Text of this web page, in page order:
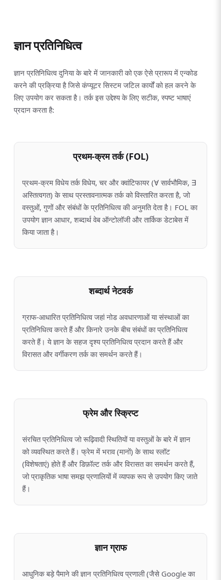
ज्ञान प्रतिनिधित्व
ज्ञान प्रतिनिधित्व दुनिया के बारे में जानकारी को एक ऐसे प्रारूप में एन्कोड
करने की प्रक्रिया है जिसे कंप्यूटर सिस्टम जटिल कार्यों को हल करने के
लिए उपयोग कर सकता है। तर्क इस उद्देश्य के लिए सटीक, स्पष्ट भाषाएं
प्रदान करता है:
प्रथम-क्रम तर्क (FOL)
प्रथम-क्रम विधेय तर्क विधेय, चर और क्वांटिफायर (∀ सार्वभौमिक, ∃
अस्तित्वगत) के साथ प्रस्तावनात्मक तर्क को विस्तारित करता है, जो
वस्तुओं, गुणों और संबंधों के प्रतिनिधित्व की अनुमति देता है। FOL का
उपयोग ज्ञान आधार, शब्दार्थ वेब ऑन्टोलॉजी और तार्किक डेटाबेस में
किया जाता है।
शब्दार्थ नेटवर्क
ग्राफ-आधारित प्रतिनिधित्व जहां नोड अवधारणाओं या संस्थाओं का
प्रतिनिधित्व करते हैं और किनारे उनके बीच संबंधों का प्रतिनिधित्व
करते हैं। ये ज्ञान के सहज दृश्य प्रतिनिधित्व प्रदान करते हैं और
विरासत और वर्गीकरण तर्क का समर्थन करते हैं।
फ्रेम और स्क्रिप्ट
संरचित प्रतिनिधित्व जो रूढ़िवादी स्थितियों या वस्तुओं के बारे में ज्ञान
को व्यवस्थित करते हैं। फ्रेम में भराव (मानों) के साथ स्लॉट
(विशेषताएं) होते हैं और डिफ़ॉल्ट तर्क और विरासत का समर्थन करते हैं,
जो प्राकृतिक भाषा समझ प्रणालियों में व्यापक रूप से उपयोग किए जाते
हैं।
ज्ञान ग्राफ
आधुनिक बड़े पैमाने की ज्ञान प्रतिनिधित्व प्रणाली (जैसे Google का